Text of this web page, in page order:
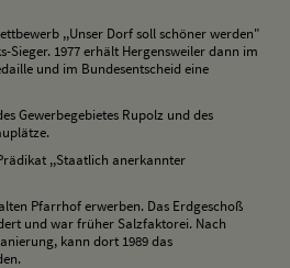
,,Unser Dorf soll schöner werden"
Sieger. 1977 erhält Hergensweiler dann im
und im Bundesentscheid eine
Gewerbegebietes Rupolz und des
,,Staatlich anerkannter
Pfarrhof erwerben. Das Erdgeschoß
und war früher Salzfaktorei. Nach
kann dort 1989 das